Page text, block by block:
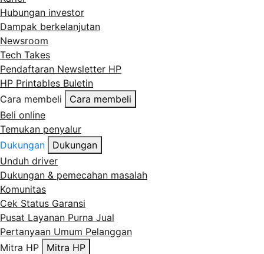
Hubungan investor
Dampak berkelanjutan
Newsroom
Tech Takes
Pendaftaran Newsletter HP
HP Printables Buletin
Cara membeli
Cara membeli
Beli online
Temukan penyalur
Dukungan
Dukungan
Unduh driver
Dukungan & pemecahan masalah
Komunitas
Cek Status Garansi
Pusat Layanan Purna Jual
Pertanyaan Umum Pelanggan
Mitra HP
Mitra HP